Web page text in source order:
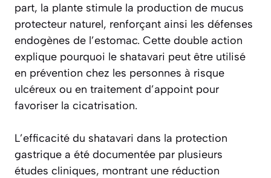
part, la plante stimule la production de mucus
protecteur naturel, renforçant ainsi les défenses
endogènes de l’estomac. Cette double action
explique pourquoi le shatavari peut être utilisé
en prévention chez les personnes à risque
ulcéreux ou en traitement d’appoint pour
favoriser la cicatrisation.
L’efficacité du shatavari dans la protection
gastrique a été documentée par plusieurs
études cliniques, montrant une réduction